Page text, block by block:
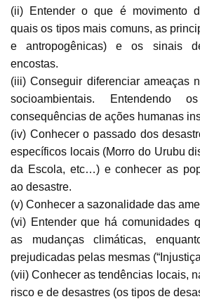
(ii) Entender o que é movimento
quais os tipos mais comuns, as
e antropogênicas) e os sinais
encostas.
(iii) Conseguir diferenciar ameaças
socioambientais. Entendendo
consequências de ações humanas
(iv) Conhecer o passado dos
específicos locais (Morro do Urubu
da Escola, etc…) e conhecer as
ao desastre.
(v) Conhecer a sazonalidade das
(vi) Entender que há comunidades
as mudanças climáticas,
prejudicadas pelas mesmas
(vii) Conhecer as tendências locais,
risco e de desastres (os tipos de